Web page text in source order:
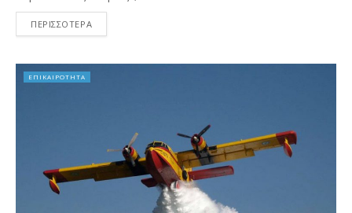
ΠΕΡΙΣΣΟΤΕΡΑ
ΕΠΙΚΑΙΡΟΤΗΤΑ